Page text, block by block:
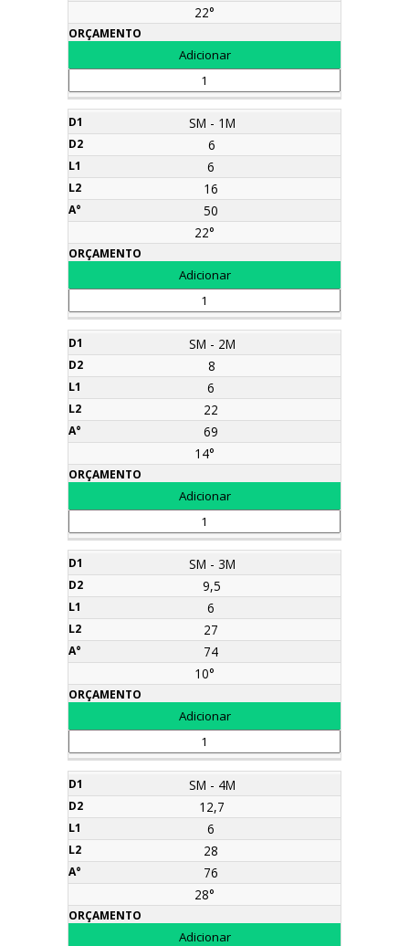
22°
SM - 1M
6
6
16
50
22°
SM - 2M
8
6
22
69
14°
SM - 3M
9,5
6
27
74
10°
SM - 4M
12,7
6
28
76
28°